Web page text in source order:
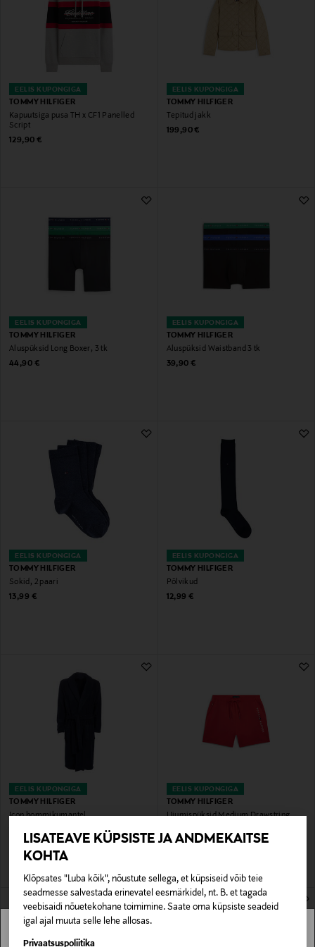
LISATEAVE KÜPSISTE JA ANDMEKAITSE
KOHTA
Klõpsates "Luba kõik", nõustute sellega, et küpsiseid võib teie
seadmesse salvestada erinevatel eesmärkidel, nt. B. et tagada
veebisaidi nõuetekohane toimimine. Saate oma küpsiste seadeid
igal ajal muuta selle lehe allosas.
Privaatsuspoliitika
EELIS KUPONGIGA
TOMMY HILFIGER
Kapuutsiga pusa TH x CF1 Panelled
Script
Original Price
129,90 €
EELIS KUPONGIGA
TOMMY HILFIGER
Tepitud jakk
Original Price
199,90 €
EELIS KUPONGIGA
TOMMY HILFIGER
Aluspüksid Long Boxer, 3 tk
Original Price
44,90 €
EELIS KUPONGIGA
TOMMY HILFIGER
Aluspüksid Waistband 3 tk
Original Price
39,90 €
EELIS KUPONGIGA
TOMMY HILFIGER
Sokid, 2 paari
Original Price
13,99 €
EELIS KUPONGIGA
TOMMY HILFIGER
Põlvikud
Original Price
12,99 €
EELIS KUPONGIGA
TOMMY HILFIGER
Icon hommikumantel
EELIS KUPONGIGA
TOMMY HILFIGER
Ujumispüksid Medium Drawstring